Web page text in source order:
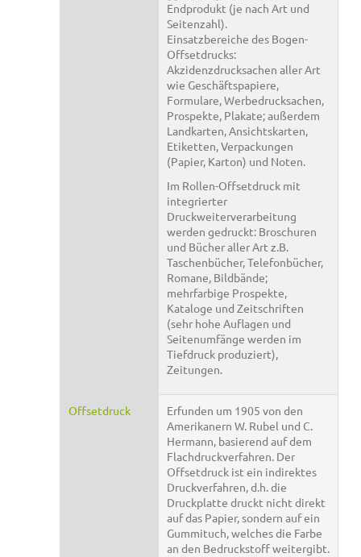
Endprodukt (je nach Art und
Seitenzahl).
Einsatzbereiche des Bogen-
Offsetdrucks:
Akzidenzdrucksachen aller Art
wie Geschäftspapiere,
Formulare, Werbedrucksachen,
Prospekte, Plakate; außerdem
Landkarten, Ansichtskarten,
Etiketten, Verpackungen
(Papier, Karton) und Noten.
Im Rollen-Offsetdruck mit
integrierter
Druckweiterverarbeitung
werden gedruckt: Broschuren
und Bücher aller Art z.B.
Taschenbücher, Telefonbücher,
Romane, Bildbände;
mehrfarbige Prospekte,
Kataloge und Zeitschriften
(sehr hohe Auflagen und
Seitenumfänge werden im
Tiefdruck produziert),
Zeitungen.
Offsetdruck
Erfunden um 1905 von den
Amerikanern W. Rubel und C.
Hermann, basierend auf dem
Flachdruckverfahren. Der
Offsetdruck ist ein indirektes
Druckverfahren, d.h. die
Druckplatte druckt nicht direkt
auf das Papier, sondern auf ein
Gummituch, welches die Farbe
an den Bedruckstoff weitergibt.